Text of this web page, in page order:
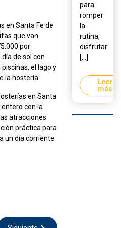
en Santa Fe de
que van
por
de sol con
el lago y
la hostería.
en Santa
entero con la
atracciones
práctica para
un día corriente
para
romper
la
rutina,
disfrutar
[...]
Leer
más